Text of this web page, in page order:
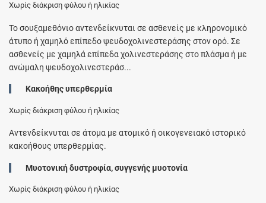
Χωρίς διάκριση φύλου ή ηλικίας
Το σουξαμεθόνιο αντενδείκνυται σε ασθενείς με κληρονομικό
άτυπο ή χαμηλό επίπεδο ψευδοχολινεστεράσης στον ορό. Σε
ασθενείς με χαμηλά επίπεδα χολινεστεράσης στο πλάσμα ή με
ανώμαλη ψευδοχολινεστεράσ...
Κακοήθης υπερθερμία
Χωρίς διάκριση φύλου ή ηλικίας
Αντενδείκνυται σε άτομα με ατομικό ή οικογενειακό ιστορικό
κακοήθους υπερθερμίας.
Μυοτονική δυστροφία, συγγενής μυοτονία
Χωρίς διάκριση φύλου ή ηλικίας